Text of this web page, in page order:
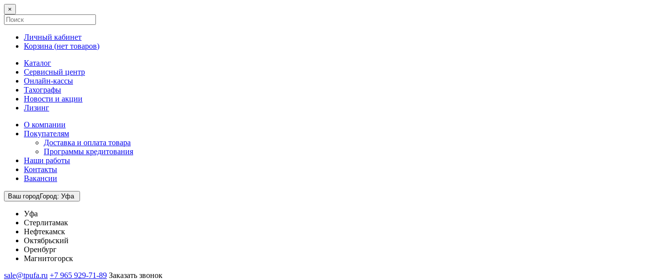
×
Личный кабинет
Корзина (нет товаров)
Каталог
Сервисный центр
Онлайн-кассы
Тахографы
Новости и акции
Лизинг
О компании
Покупателям
Доставка и оплата товара
Программы кредитования
Наши работы
Контакты
Вакансии
Ваш городГород: Уфа
Уфа
Стерлитамак
Нефтекамск
Октябрьский
Оренбург
Магнитогорск
sale@tpufa.ru +7 965 929-71-89 Заказать звонок